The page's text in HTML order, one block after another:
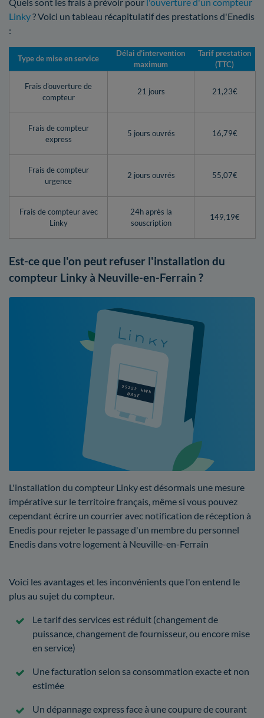
Linky? Voici un tableau récapitulatif des prestations d'Enedis
:
Type de mise en service
Délai d’intervention
maximum
Tarif prestation
(TTC)
Frais d'ouverture de
compteur
21 jours 21,23€
Frais de compteur
express
5 jours ouvrés 16,79€
Frais de compteur
urgence
2 jours ouvrés 55,07€
Frais de compteur avec
Linky
24h après la
souscription
149,19€
Est-ce que l'on peut refuser l'installation du
compteur Linky à Neuville-en-Ferrain ?
L'installation du compteur Linky est désormais une mesure
impérative sur le territoire français, même si vous pouvez
cependant écrire un courrier avec notification de réception à
Enedis pour rejeter le passage d'un membre du personnel
Enedis dans votre logement à Neuville-en-Ferrain
Voici les avantages et les inconvénients que l'on entend le
plus au sujet du compteur.
Le tarif des services est réduit (changement de
puissance, changement de fournisseur, ou encore mise
en service)
Une facturation selon sa consommation exacte et non
estimée
Un dépannage express face à une coupure de courant